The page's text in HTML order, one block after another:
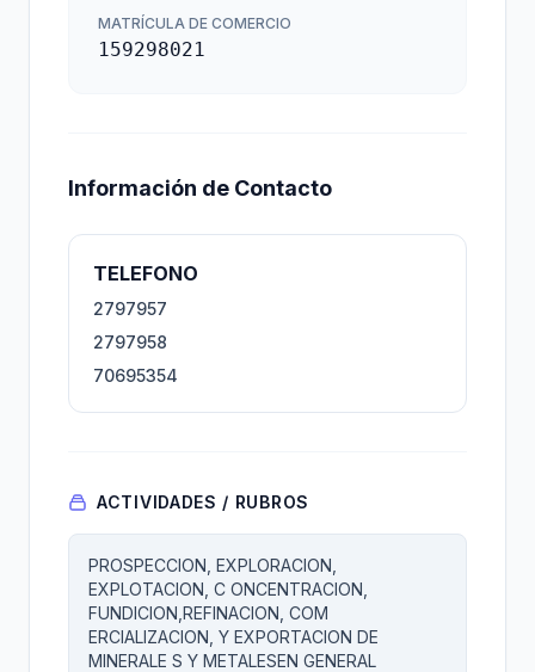
MATRÍCULA DE COMERCIO
159298021
Información de Contacto
TELEFONO
2797957
2797958
70695354
ACTIVIDADES / RUBROS
PROSPECCION, EXPLORACION,
EXPLOTACION, C ONCENTRACION,
FUNDICION,REFINACION, COM
ERCIALIZACION, Y EXPORTACION DE
MINERALE S Y METALESEN GENERAL